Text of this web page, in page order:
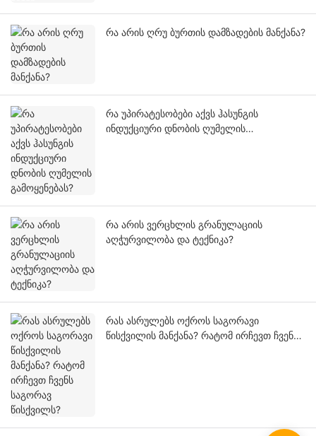
რა არის ღრუ ბურთის დამზადების მანქანა?
რა უპირატესობები აქვს ჰასუნგის
ინდუქციური დნობის ღუმელის
რა არის ვერცხლის გრანულაციის
აღჭურვილობა და ტექნიკა?
რას ასრულებს ოქროს საგორავი
წისქვილის მანქანა? რატომ ირჩევთ ჩვენს